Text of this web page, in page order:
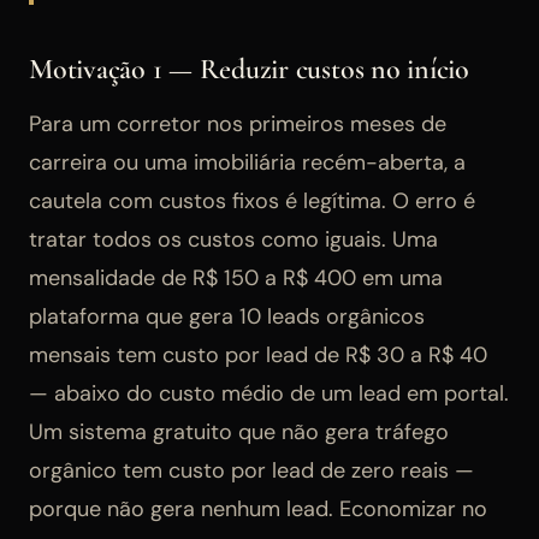
Motivação 1 — Reduzir custos no início
Para um corretor nos primeiros meses de
carreira ou uma imobiliária recém-aberta, a
cautela com custos fixos é legítima. O erro é
tratar todos os custos como iguais. Uma
mensalidade de R$ 150 a R$ 400 em uma
plataforma que gera 10 leads orgânicos
mensais tem custo por lead de R$ 30 a R$ 40
— abaixo do custo médio de um lead em portal.
Um sistema gratuito que não gera tráfego
orgânico tem custo por lead de zero reais —
porque não gera nenhum lead. Economizar no